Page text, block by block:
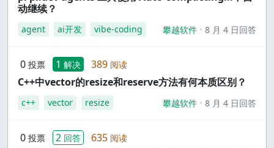
动继续？
agent ai开发 vibe-coding 攀越软件 8 月 4 日回答
0 投票 1 解决 389 阅读
C++中vector的resize和reserve方法有何本质区别？
c++ vector resize 攀越软件 8 月 4 日回答
0 投票 2 回答 635 阅读